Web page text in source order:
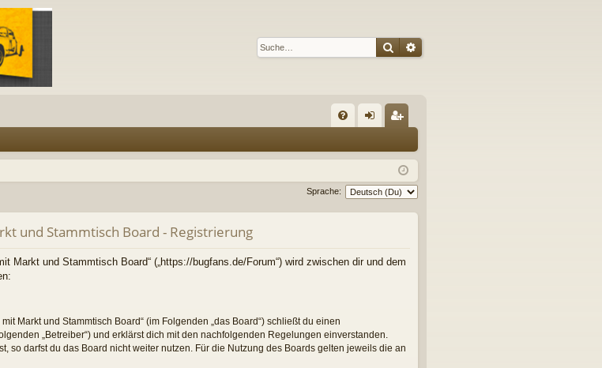
SucheErweiterte Suche
Q m
el
de
ist
rie
re
Sprache:
und Stammtisch Board - Registrierung
Markt und Stammtisch Board“ („https://bugfans.de/Forum“) wird zwischen dir und dem
Markt und Stammtisch Board“ (im Folgenden „das Board“) schließt du einen
„Betreiber“) und erklärst dich mit den nachfolgenden Regelungen einverstanden.
so darfst du das Board nicht weiter nutzen. Für die Nutzung des Boards gelten jeweils die an